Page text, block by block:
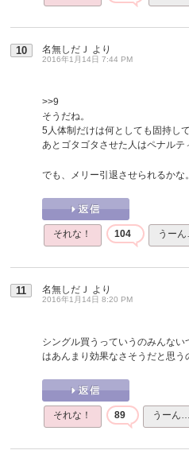
10 名無しだＪ より
2016年1月14日 7:44 PM
>>9
そうだね。
5人体制だけは何としても固持し
あとゴタゴタさせた人はペナルテ
でも、メリー引退させられるかな
それな！ 104 うーん
11 名無しだＪ より
2016年1月14日 8:20 PM
シングル買うっていうのみんな
はあんまり効果なさそうだと思う
それな！ 89 うーん…